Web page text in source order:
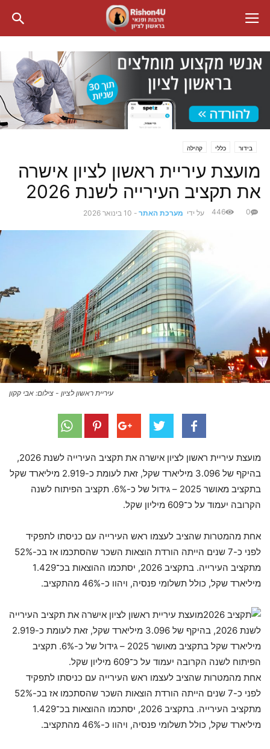
בידור כללי קהילה
מועצת עיריית ראשון לציון אישרה
את תקציב העירייה לשנת 2026
על ידי מערכת האתר - 10 בינואר 2026 0
446
עיריית ראשון לציון - צילום: אבי קקון
מועצת עיריית ראשון לציון אישרה את תקציב העירייה לשנת 2026,
בהיקף של 3.096 מיליארד שקל, זאת לעומת כ-2.919 מיליארד שקל
בתקציב מאושר 2025 – גידול של כ-6%. תקציב הפיתוח לשנה
הקרובה יעמוד על כ־609 מיליון שקל.
אחת מהמטרות שהציב לעצמו ראש העירייה עם כניסתו לתפקיד
לפני כ-7 שנים הייתה הורדת הוצאות השכר שהסתכמו אז בכ-52%
מתקציב העירייה. בתקציב 2026, יסתכמו ההוצאות בכ־1.429
מיליארד שקל, כולל תשלומי פנסיה, ויהוו כ-46% מהתקציב.
מועצת עיריית ראשון לציון אישרה את תקציב העירייה
לשנת 2026, בהיקף של 3.096 מיליארד שקל, זאת לעומת כ-2.919
מיליארד שקל בתקציב מאושר 2025 – גידול של כ-6%. תקציב
הפיתוח לשנה הקרובה יעמוד על כ־609 מיליון שקל.
אחת מהמטרות שהציב לעצמו ראש העירייה עם כניסתו לתפקיד
לפני כ-7 שנים הייתה הורדת הוצאות השכר שהסתכמו אז בכ-52%
מתקציב העירייה. בתקציב 2026, יסתכמו ההוצאות בכ־1.429
מיליארד שקל, כולל תשלומי פנסיה, ויהוו כ-46% מהתקציב.